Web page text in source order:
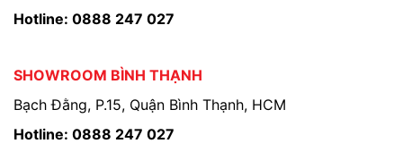
Hotline: 0888 247 027
SHOWROOM BÌNH THẠNH
Bạch Đằng, P.15, Quận Bình Thạnh, HCM
Hotline: 0888 247 027